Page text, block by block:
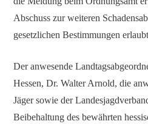
Abschuss zur weiteren
gesetzlichen Bestimmungen
Der anwesende
Hessen, Dr. Walter Arnold, die
Jäger sowie der
Beibehaltung des bewährten